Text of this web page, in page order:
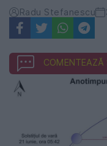
Radu Stefanescu
COMENTEAZĂ